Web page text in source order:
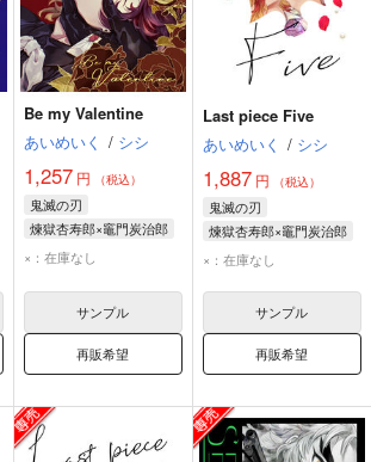
Be my Valentine
あいめいく / シシ
1,257 円 （税込）
鬼滅の刃
煉獄杏寿郎×竈門炭治郎
竈門炭治郎
×：在庫なし
サンプル
再販希望
Last piece Five
あいめいく / シシ
1,887円 （税込）
鬼滅の刃
煉獄杏寿郎×竈門炭治郎
竈門炭治郎
×：在庫なし
サンプル
再販希望